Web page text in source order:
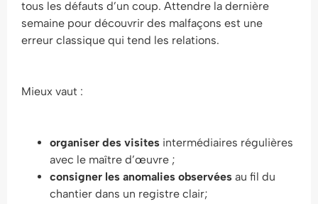
tous les défauts d’un coup. Attendre la dernière
semaine pour découvrir des malfaçons est une
erreur classique qui tend les relations.
Mieux vaut :
organiser des visites intermédiaires régulières
avec le maître d’œuvre ;
consigner les anomalies observées au fil du
chantier dans un registre clair;